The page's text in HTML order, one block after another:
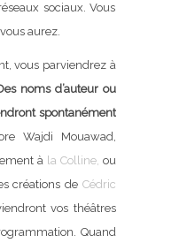
sociaux. Vous
aurez.
vous parviendrez à
noms d’auteur ou
spontanément
Wajdi Mouawad,
à la Colline, ou
créations de Cédric
vos théâtres
Quand